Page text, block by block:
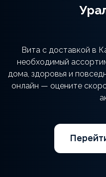
Вита с доставкой в
необходимый
дома, здоровья и
онлайн — оцените